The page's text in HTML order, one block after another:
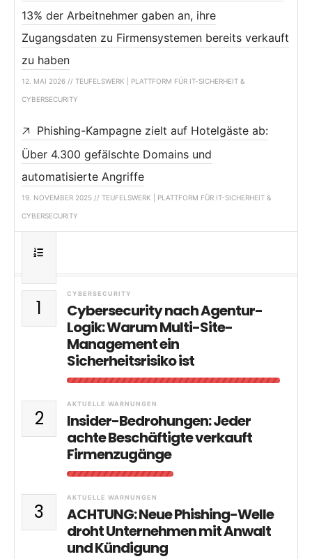
13% der Arbeitnehmer gaben an, ihre
Zugangsdaten zu Firmensystemen bereits verkauft
zu haben
12. MAI 2026 // TEUFELSWERK | PLATTFORM FÜR IT-SICHERHEIT &
CYBERSECURITY
Phishing-Kampagne zielt auf Hotelgäste ab:
Über 4.300 gefälschte Domains und
automatisierte Angriffe
19. NOVEMBER 2025 // TEUFELSWERK | PLATTFORM FÜR IT-SICHERHEIT &
CYBERSECURITY
1
CYBERSECURITY
Cybersecurity nach Agentur-
Logik: Warum Multi-Site-
Management ein
Sicherheitsrisiko ist
2
AKTUELLE WARNUNGEN
Insider-Bedrohungen: Jeder
achte Beschäftigte verkauft
Firmenzugänge
3
AKTUELLE WARNUNGEN
ACHTUNG: Neue Phishing-Welle
droht Unternehmen mit Anwalt
und Kündigung